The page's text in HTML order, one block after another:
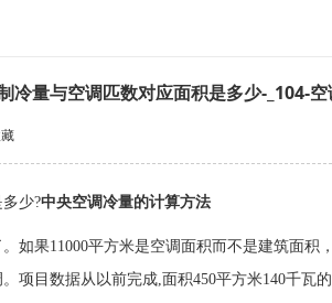
量与空调匹数对应面积是多少-_104-
少?中央空调冷量的计算方法
如果11000平方米是空调面积而不是建筑面积
项目数据从以前完成,面积450平方米140千瓦